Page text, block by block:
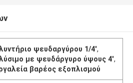
ψευδαργύρου 1/4',
με ψευδάργυρο ύψους 4',
βαρέος εξοπλισμού